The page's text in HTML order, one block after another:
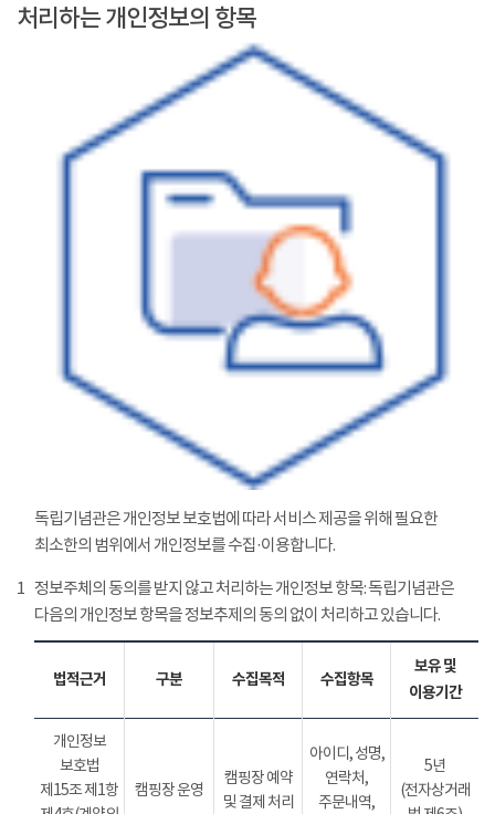
처리하는 개인정보의 항목
독립기념관은 개인정보 보호법에 따라 서비스 제공을 위해 필요한
최소한의 범위에서 개인정보를 수집·이용합니다.
1 정보주체의 동의를 받지 않고 처리하는 개인정보 항목: 독립기념관은
다음의 개인정보 항목을 정보추제의 동의 없이 처리하고 있습니다.
법적근거 구분 수집목적 수집항목
보유 및
이용기간
개인정보
보호법
제15조 제1항
캠핑장 운영
캠핑장 예약
및 결제 처리
아이디, 성명,
연락처,
주문내역,
5년
(전자상거래